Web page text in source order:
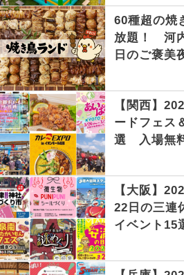
60種超の焼
放題！ 河
日のご褒美
【関西】
ードフェス
選 入場無
【大阪】
22日の三連
イベント15